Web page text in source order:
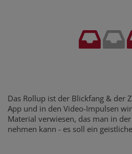
Das Rollup ist der Blickfang & der
App und in den Video-Impulsen
Material verwiesen, das man in
nehmen kann - es soll ein